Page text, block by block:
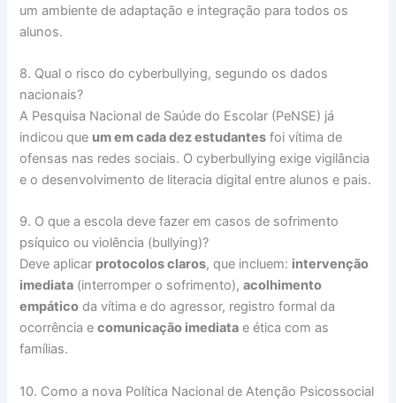
um ambiente de adaptação e integração para todos os
alunos.
8. Qual o risco do cyberbullying, segundo os dados
nacionais?
A Pesquisa Nacional de Saúde do Escolar (PeNSE) já
indicou que um em cada dez estudantes foi vítima de
ofensas nas redes sociais. O cyberbullying exige vigilância
e o desenvolvimento de literacia digital entre alunos e pais.
9. O que a escola deve fazer em casos de sofrimento
psíquico ou violência (bullying)?
Deve aplicar protocolos claros, que incluem: intervenção
imediata (interromper o sofrimento),acolhimento
empático da vítima e do agressor, registro formal da
ocorrência ecomunicação imediata e ética com as
famílias.
10. Como a nova Política Nacional de Atenção Psicossocial